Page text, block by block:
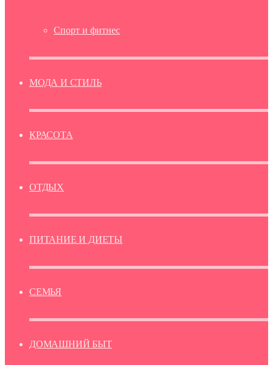
Спорт и фитнес
МОДА И СТИЛЬ
КРАСОТА
ОТДЫХ
ПИТАНИЕ И ДИЕТЫ
СЕМЬЯ
ДОМАШНИЙ БЫТ